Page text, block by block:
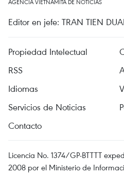
AGENCIA VIETNAMITA DE NOTICIAS
Editor en jefe: TRAN TIEN
Propiedad Intelectual
RSS
Idiomas
Servicios de Noticias
Contacto
Licencia No. 1374/GP-BTTTT
2008 por el Ministerio de